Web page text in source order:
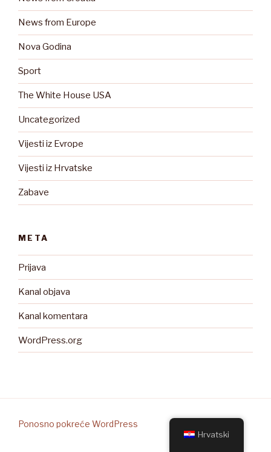
News from Europe
Nova Godina
Sport
The White House USA
Uncategorized
Vijesti iz Evrope
Vijesti iz Hrvatske
Zabave
META
Prijava
Kanal objava
Kanal komentara
WordPress.org
Ponosno pokreće WordPress
Hrvatski